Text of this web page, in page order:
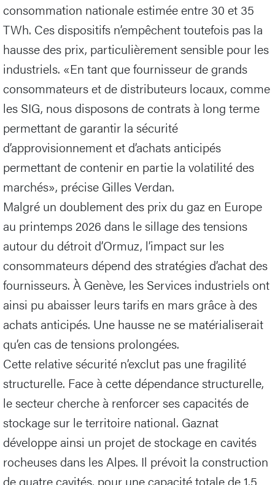
consommation nationale estimée entre 30 et 35
TWh. Ces dispositifs n’empêchent toutefois pas la
hausse des prix, particulièrement sensible pour les
industriels. «En tant que fournisseur de grands
consommateurs et de distributeurs locaux, comme
les SIG, nous disposons de contrats à long terme
permettant de garantir la sécurité
d’approvisionnement et d’achats anticipés
permettant de contenir en partie la volatilité des
marchés», précise Gilles Verdan.
Malgré un doublement des prix du gaz en Europe
au printemps 2026 dans le sillage des tensions
autour du détroit d’Ormuz, l’impact sur les
consommateurs dépend des stratégies d’achat des
fournisseurs. À Genève, les Services industriels ont
ainsi pu abaisser leurs tarifs en mars grâce à des
achats anticipés. Une hausse ne se matérialiserait
qu’en cas de tensions prolongées.
Cette relative sécurité n’exclut pas une fragilité
structurelle. Face à cette dépendance structurelle,
le secteur cherche à renforcer ses capacités de
stockage sur le territoire national. Gaznat
développe ainsi un projet de stockage en cavités
rocheuses dans les Alpes. Il prévoit la construction
de quatre cavités, pour une capacité totale de 1,5